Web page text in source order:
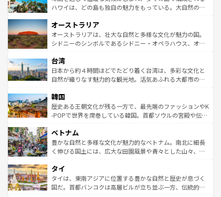
西部には大自然が広がり、グランドキャニオンやイエロー
部のニューオーリンズでは、音楽と美食が融合した独特の
文化が魅力。旅行者はアメリカの各地域で異なる魅力を楽
しみながら、その多様性と豊かな歴史を感じることができ
ならではの贅沢な旅のスタイルだ。 なお、新着のアメリカ
情報はコンテンツ一覧を参照してほしい。
ハワイは、どの島も独自の魅力をもっている。大自然の神
ワイ島は見逃せない。また、定番の観光地といえばオアフ
島だが、静かな自然を求めるならマウイ島やカウアイ島が
おすすめ。エメラルドグリーンに輝く海をはじめ、豊かな
れるおもてなしの心で訪れる人々を迎えてくれるハワイの
人々、おいしいローカルフードやハワイアンミュージッ
ク、伝統的なフラダンスなど、すべてがハワイの魅力を彩
ワイを、存分に味わってほしい。 なお、新着のハワイ情報
はコンテンツ一覧を参照してほしい。
オーストラリア
オーストラリアは、壮大な自然と多様な文化が魅力の国。
シドニーのシンボルであるシドニー・オペラハウス、オー
リアリーフや大陸中央部にそびえるウルル（エアーズロッ
ク）、タスマニアの美しい原生林やケアンズの熱帯雨林な
ど、見どころがたくさん。また、カフェやワイン、オージ
いる。アクティビティも充実しており、サーフィンやダイ
ビング、ハイキングなど、アウトドア好きにはたまらな
い。オーストラリアの多彩な魅力を存分に味わいつくそ
参照してほしい。
台湾
日本から約４時間ほどでたどり着く台湾は、多彩な文化と
自然が織りなす魅力的な観光地。活気あふれる大都市の台
ン）、静ひつな山岳地帯である台湾東部など、都市の喧騒
と山間の静けさが共存しており、訪れる人に新しい発見と
驚きをもたらしてくれる。また、奥深い台湾の食文化も魅
容にもいいと評判のスイーツなど、バラエティ豊かな料理
が味わえる。 なお、新着の台湾情報は コンテンツ一覧を参
照してほしい。
韓国
歴史ある王朝文化が残る一方で、最先端のファッションやK
-POPで世界を席巻している韓国。首都ソウルの宮殿や伝統
き、地方に足を延ばせば四季折々の自然美を楽しむことが
できる。そして、キムチや焼肉、絶品のストリートフード
まで、さまざまな韓国料理が待っている。夜には、韓国な
リティに包まれながら、韓国の多彩な魅力を心ゆくまで味
わってみてほしい。 なお、新着の韓国情報はコンテンツ一
覧を参照してほしい。
ベトナム
豊かな自然と多様な文化が魅力的なベトナム。南北に細長
く伸びる国土には、広大な田園風景や青々とした山々、世
急速な発展と共に伝統が息づく。ハノイの古い町並みやホ
ーチミン市のフランス統治時代の建物も、独特の雰囲気を
醸し出している。また、バラエティの豊かさとおいしさで
タイ
タイは、東南アジアに位置する豊かな自然と歴史が息づく
国だ。首都バンコクは高層ビルが立ち並ぶ一方、伝統的な